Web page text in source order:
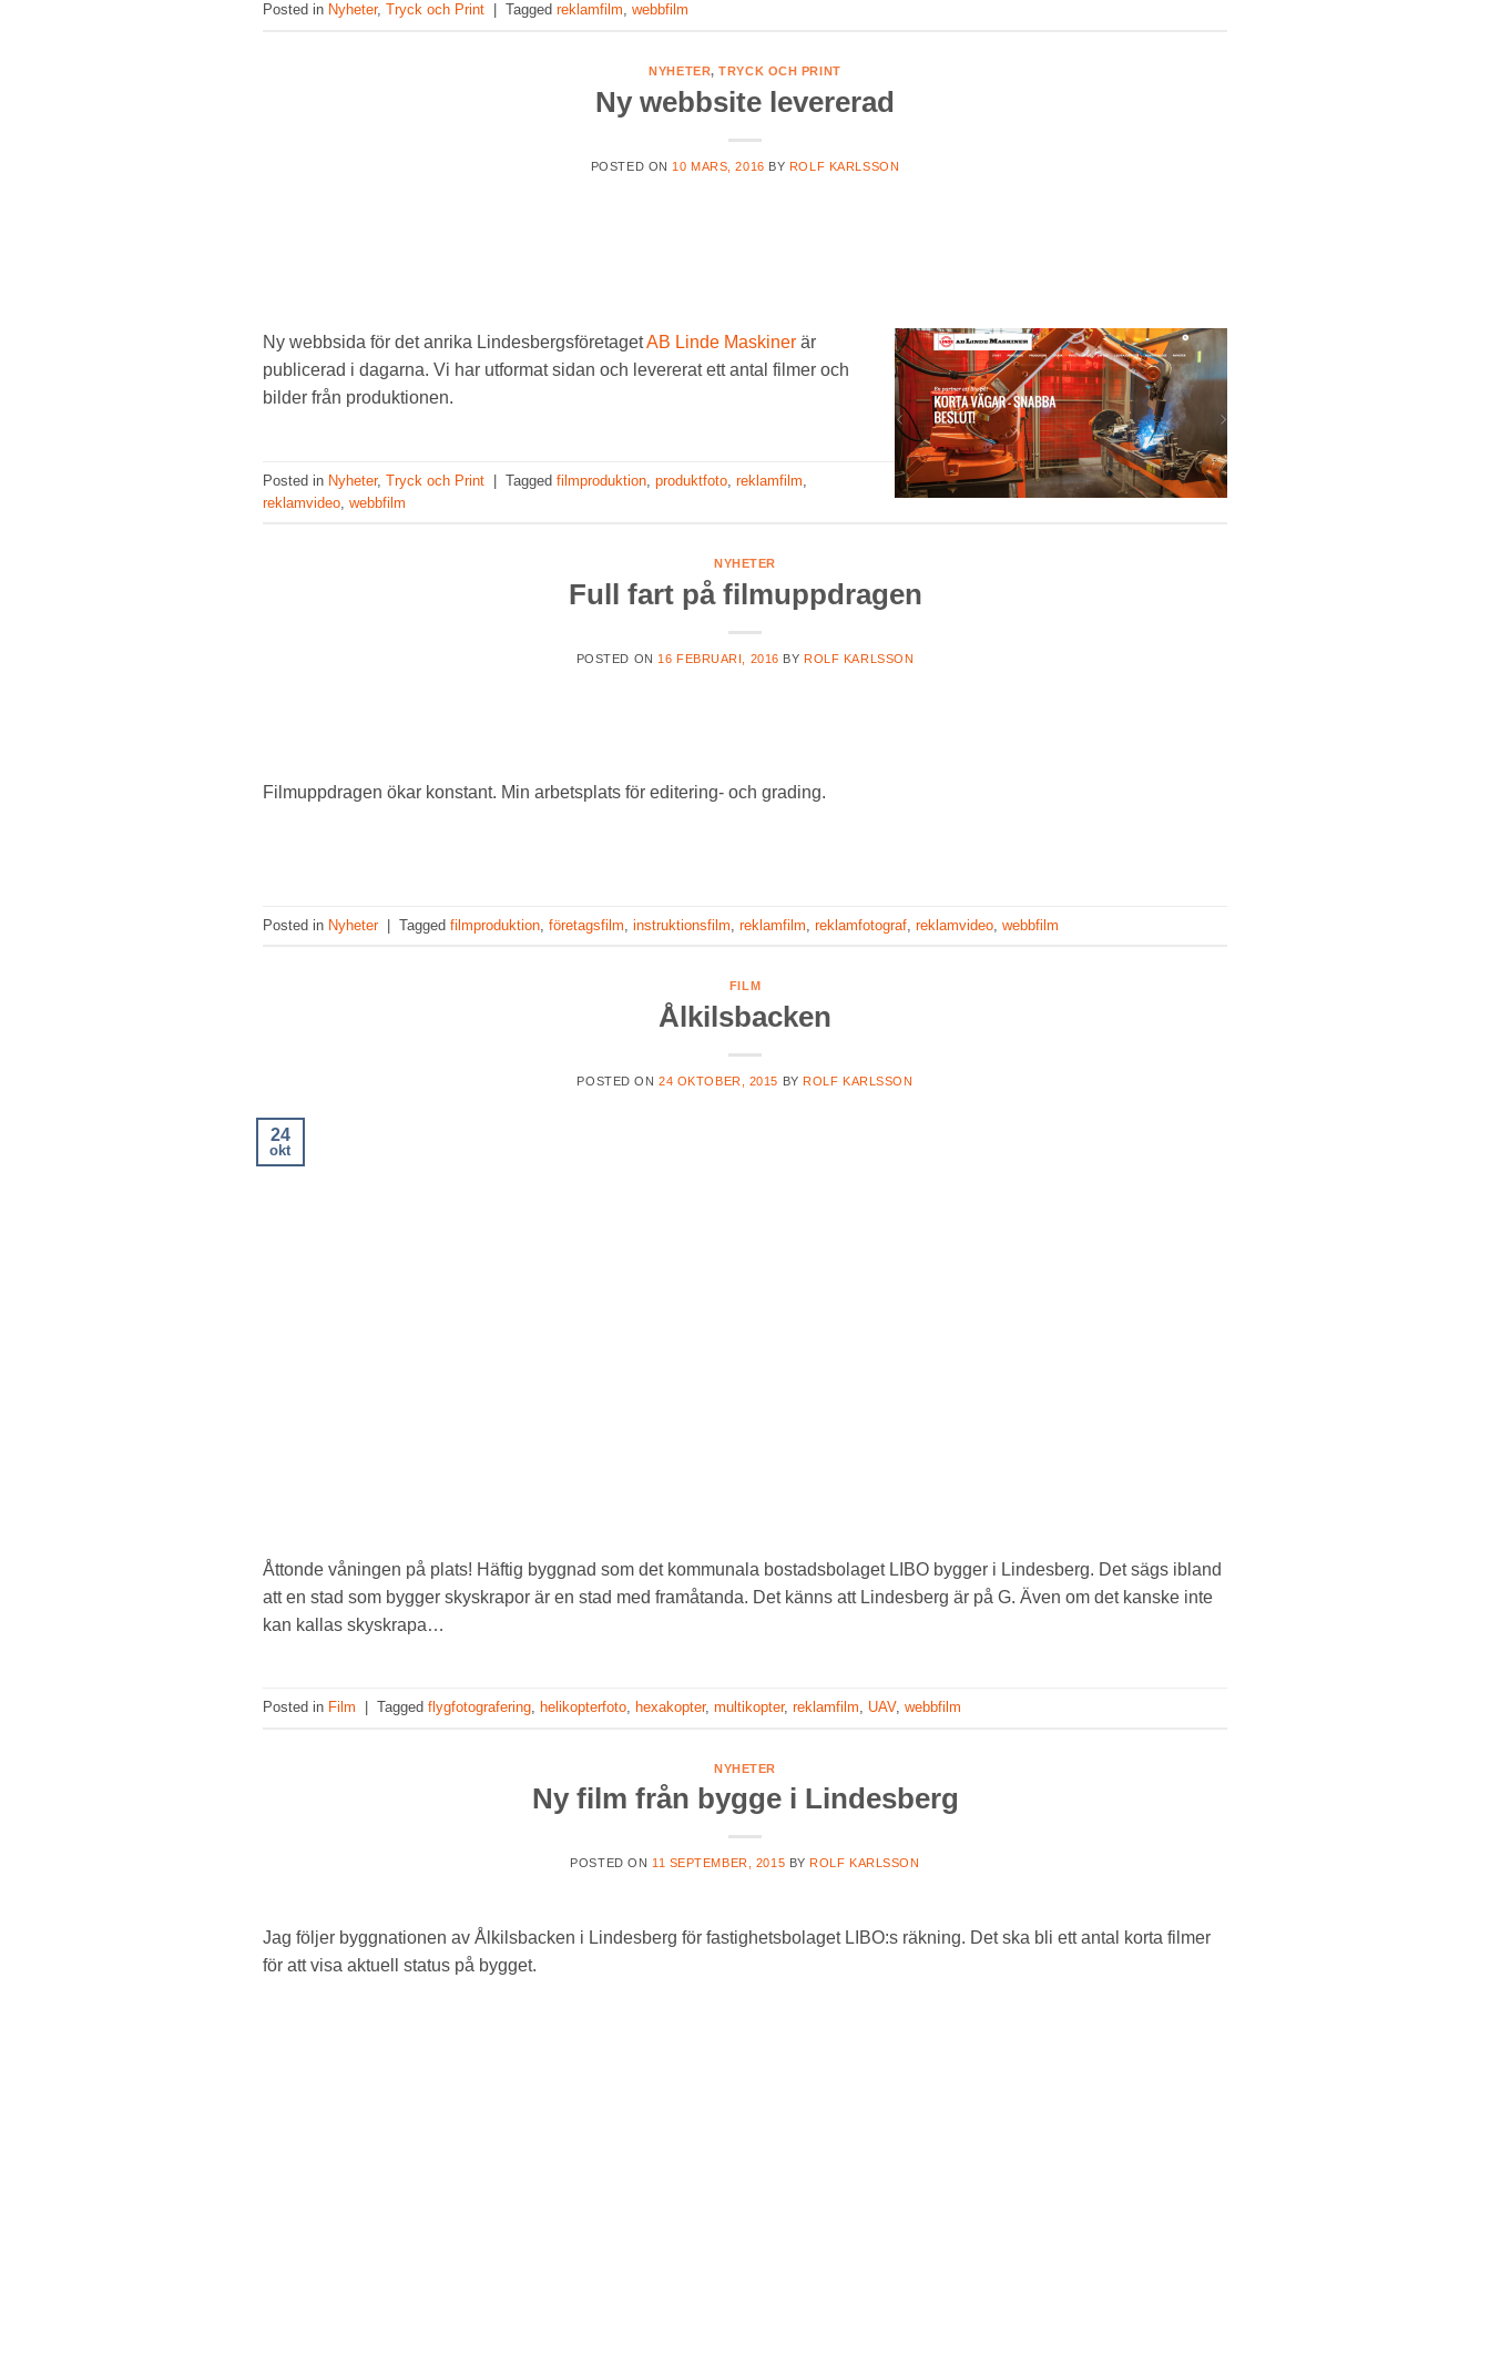
Posted in Nyheter, Tryck och Print Tagged reklamfilm, webbfilm
NYHETER,TRYCK OCH PRINT
Ny webbsite levererad
POSTED ON 10 MARS, 2016 BY ROLF KARLSSON
Ny webbsida för det anrika LindesbergsföretagetAB Linde Maskiner är
publicerad i dagarna. Vi har utformat sidan och levererat ett antal filmer och
bilder från produktionen.
Posted in Nyheter, Tryck och Print | Tagged filmproduktion produktfoto reklamfilm
reklamvideo webbfilm
NYHETER
Full fart på filmuppdragen
POSTED ON 16 FEBRUARI, 2016 BY ROLF KARLSSON
Filmuppdragen ökar konstant. Min arbetsplats för editering- och grading.
Posted in Nyheter | Tagged filmproduktion företagsfilm instruktionsfilm reklamfilm reklamfotograf reklamvideo webbfilm
FILM
Ålkilsbacken
POSTED ON24 OKTOBER, 2015 BY ROLF KARLSSON
24
okt
Åttonde våningen på plats! Häftig byggnad som det kommunala bostadsbolaget LIBO bygger i Lindesberg. Det sägs ibland
att en stad som bygger skyskrapor är en stad med framåtanda. Det känns att Lindesberg är på G. Även om det kanske inte
kan kallas skyskrapa…
Posted in Film Tagged flygfotografering helikopterfoto hexakopter, multikopter, reklamfilm UAV, webbfilm
NYHETER
Ny film från bygge i Lindesberg
POSTED ON 11 SEPTEMBER, 2015 BY ROLF KARLSSON
Jag följer byggnationen av Ålkilsbacken i Lindesberg för fastighetsbolaget LIBO:s räkning. Det ska bli ett antal korta filmer
för att visa aktuell status på bygget.